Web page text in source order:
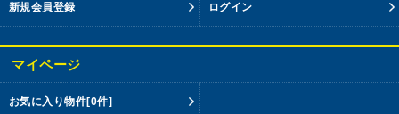
新規会員登録 ログイン
マイページ
お気に入り物件[0件]